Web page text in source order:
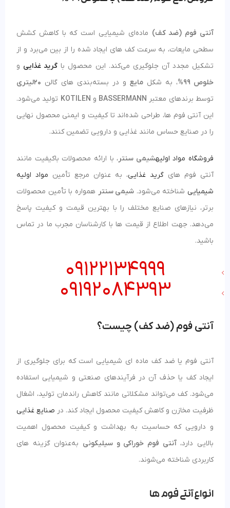
آنتی فوم (ضد کف) ماده‌ای شیمیایی است که با کاهش کشش
سطحی مایعات، به‌ سرعت کف‌ های ایجاد شده را از بین می‌برد و از
تشکیل مجدد آن جلوگیری می‌کند. این محصول با گرید غذایی و
خلوص 99%
، به شکل مایعو در بسته‌بندی‌ های گالن 20لیتری
توسط برندهای معتبر BASSERMANN و KOTILEN تولید می‌شود.
این آنتی فوم‌ ها، طراحی شده‌اند تا کیفیت و ایمنی محصول نهایی
را در صنایع حساس مانند غذایی و دارویی تضمین کنند.
فروشگاه مواد اولیهشیمی سنتر، با ارائه محصولات باکیفیت مانند
آنتی فوم‌ های گرید غذایی، به‌ عنوان مرجع تأمین مواد اولیه
شیمیایی شناخته می‌شود. شیمی سنتر همواره با تأمین محصولات
برتر، نیازهای صنایع مختلف را با بهترین قیمت و کیفیت پاسخ
می‌دهد. جهت اطلاع از قیمت ها با کارشناسان مجرب ما در تماس
باشید.
09122134999
09192084393
آنتی فوم (ضد کف) چیست؟
آنتی فوم یا ضد کف ماده‌ ای شیمیایی است که برای جلوگیری از
ایجاد کف یا حذف آن در فرآیندهای صنعتی و شیمیایی استفاده
می‌شود. کف می‌تواند مشکلاتی مانند کاهش راندمان تولید، اشغال
ظرفیت مخازن و کاهش کیفیت محصول ایجاد کند. در صنایع غذایی
و دارویی که حساسیت به بهداشت و کیفیت محصول اهمیت
بالایی دارد،آنتی فوم خوراکی و سیلیکونی به‌عنوان گزینه‌ های
کاربردی شناخته می‌شوند.
انواع آنتی فوم ها